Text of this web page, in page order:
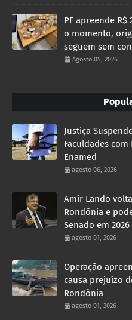
PF apreende
o momento,
seguem sem
Agosto 05, 2026
Justiça
Faculdades
Enamed
agosto 06, 2026
Amir Lando
Rondônia e
Senado em 2026
agosto 01, 2026
Operação
causa prejuízo
Rondônia
agosto 01, 2026